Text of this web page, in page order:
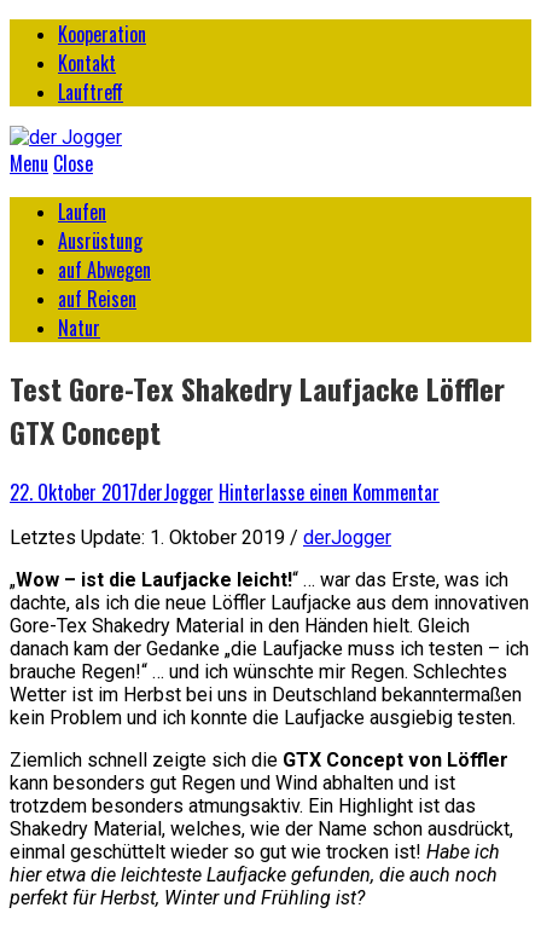
Kooperation
Kontakt
Lauftreff
Menu Close
Laufen
Ausrüstung
auf Abwegen
auf Reisen
Natur
Test Gore-Tex Shakedry Laufjacke Löffler
GTX Concept
22. Oktober 2017derJogger Hinterlasse einen Kommentar
Letztes Update: 1. Oktober 2019 / derJogger
„Wow – ist die Laufjacke leicht!“ … war das Erste, was ich
dachte, als ich die neue Löffler Laufjacke aus dem innovativen
Gore-Tex Shakedry Material in den Händen hielt. Gleich
danach kam der Gedanke „die Laufjacke muss ich testen – ich
brauche Regen!“ … und ich wünschte mir Regen. Schlechtes
Wetter ist im Herbst bei uns in Deutschland bekanntermaßen
kein Problem und ich konnte die Laufjacke ausgiebig testen.
Ziemlich schnell zeigte sich die GTX Concept von Löffler
kann besonders gut Regen und Wind abhalten und ist
trotzdem besonders atmungsaktiv. Ein Highlight ist das
Shakedry Material, welches, wie der Name schon ausdrückt,
einmal geschüttelt wieder so gut wie trocken ist! Habe ich
hier etwa die leichteste Laufjacke gefunden, die auch noch
perfekt für Herbst, Winter und Frühling ist?